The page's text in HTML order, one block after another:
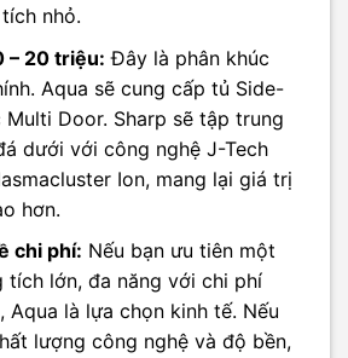
nhỏ.
– 20 triệu: Đây là phân khúc
Aqua sẽ cung cấp tủ Side-
Multi Door. Sharp sẽ tập trung
dưới với công nghệ J-Tech
Ion, mang lại giá trị
hơn.
chi phí: Nếu bạn ưu tiên một
tích lớn, đa năng với chi phí
Aqua là lựa chọn kinh tế. Nếu
lượng công nghệ và độ bền,